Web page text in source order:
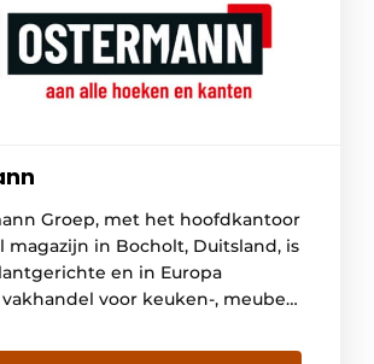
Groep, met het hoofdkantoor
magazijn in Bocholt, Duitsland, is
en in Europa
voor keuken-, meubel-
marktleider in Europa als het